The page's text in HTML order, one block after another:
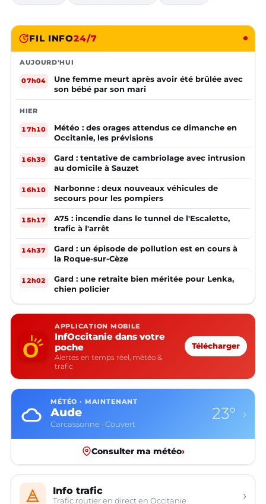
FIL INFO24/7
AUJOURD'HUI
07h04
Une femme meurt après avoir été brûlée avec
son bébé par son mari
HIER
17h10
Météo : des orages attendus ce dimanche en
Occitanie, les prévisions
16h39
Gard : tentative de cambriolage avec intrusion
au domicile à Sauzet
16h10
Narbonne : deux nouveaux véhicules de
secours pour les pompiers
15h17
A75 : incendie dans le tunnel de l'Escalette,
trafic à l'arrêt
14h37
Gard : un épisode de pollution est en cours à
la Roque-sur-Cèze
12h02
Gard : une retraite bien méritée pour Lenka,
chien policier
APPLICATION MOBILE
InfOccitanie dans votre
poche
Alertes en temps réel, météo &
trafic
Télécharger
MÉTÉO · MAINTENANT
Aude
Carcassonne · Couvert
23° ›
Consulter ma météo›
Info trafic
Trafic routier en direct en Occitanie ›